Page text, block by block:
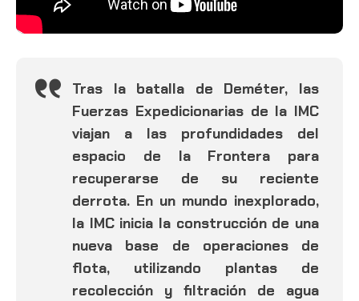
Tras la batalla de Deméter, las
Fuerzas Expedicionarias de la IMC
viajan a las profundidades del
espacio de la Frontera para
recuperarse de su reciente
derrota. En un mundo inexplorado,
la IMC inicia la construcción de una
nueva base de operaciones de
flota, utilizando plantas de
recolección y filtración de agua